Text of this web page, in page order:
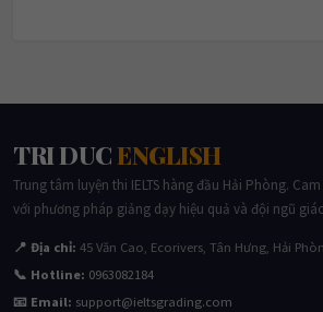
TRI DUCENGLISH
Trung tâm luyện thi IELTS hàng đầu Hải Phòng.
với phương pháp giảng dạy hiệu quả và đội ngũ
📍 Địa chỉ: 45 Văn Cao, Ecorivers, Tân Hưng, Hải
📞 Hotline: 0963082184
📧 Email: support@ieltsgrading.com